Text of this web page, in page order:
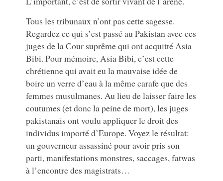
Tous les tribunaux n’ont pas cette sagesse.
Regardez ce qui s’est passé au Pakistan avec ces
juges de la Cour suprême qui ont acquitté Asia
Bibi. Pour mémoire, Asia Bibi, c’est cette
chrétienne qui avait eu la mauvaise idée de
boire un verre d’eau à la même carafe que des
femmes musulmanes. Au lieu de laisser faire les
coutumes (et donc la peine de mort), les juges
pakistanais ont voulu appliquer le droit des
individus importé d’Europe. Voyez le résultat:
un gouverneur assassiné pour avoir pris son
parti, manifestations monstres, saccages, fatwas
à l’encontre des magistrats…